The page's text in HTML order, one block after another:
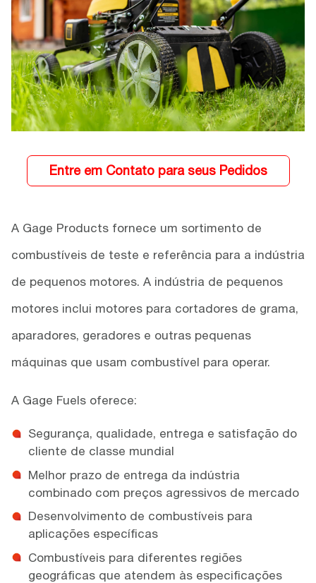
Entre em Contato para seus Pedidos
A Gage Products fornece um sortimento de
combustíveis de teste e referência para a indústria
de pequenos motores. A indústria de pequenos
motores inclui motores para cortadores de grama,
aparadores, geradores e outras pequenas
máquinas que usam combustível para operar.
A Gage Fuels oferece:
Segurança, qualidade, entrega e satisfação do
cliente de classe mundial
Melhor prazo de entrega da indústria
combinado com preços agressivos de mercado
Desenvolvimento de combustíveis para
aplicações específicas
Combustíveis para diferentes regiões
geográficas que atendem às especificações